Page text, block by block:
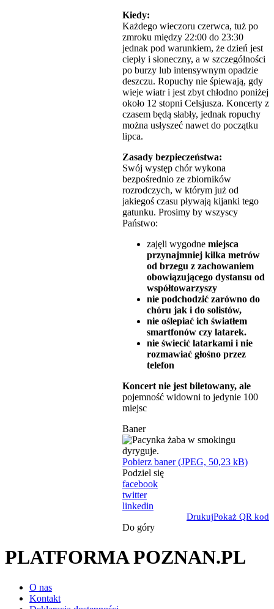
Kiedy:
Każdego wieczoru czerwca, tuż po
zmroku między 22:00 do 23:30
jednak pod warunkiem, że dzień jest
ciepły i słoneczny, a w szczególności
po burzy lub intensywnym opadzie
deszczu. Ropuchy nie śpiewają, gdy
wieje wiatr i jest zbyt chłodno poniżej
około 12 stopni Celsjusza. Koncerty z
czasem będą słabły, jednak ropuchy
można usłyszeć nawet do początku
lipca.
Zasady bezpieczeństwa:
Swój występ chór wykona
bezpośrednio ze zbiorników
rozrodczych, w którym już od
jakiegoś czasu pływają kijanki tego
gatunku. Prosimy by wszyscy
Państwo:
zajęli wygodne miejsca
przynajmniej kilka metrów
od brzegu z zachowaniem
obowiązującego dystansu od
współtowarzyszy
nie podchodzić zarówno do
chóru jak i do solistów,
nie oślepiać ich światłem
smartfonów czy latarek.
nie świecić latarkami i nie
rozmawiać głośno przez
telefon
Koncert nie jest biletowany, ale
pojemność widowni to jedynie 100
miejsc
Baner
Pobierz baner (JPEG, 50,23 kB)
Podziel się
facebook
twitter
linkedin
DrukujPokaż QR kod
Do góry
PLATFORMA POZNAN.PL
O nas
Kontakt